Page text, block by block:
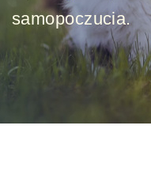
samopoczucia.